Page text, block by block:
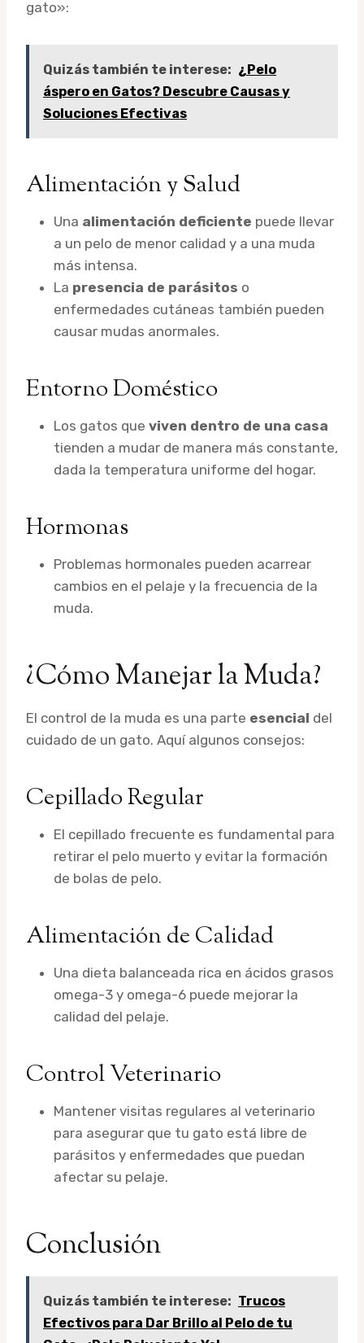
gato»:
Quizás también te interese: ¿Pelo
áspero en Gatos? Descubre Causas y
Soluciones Efectivas
Alimentación y Salud
Una alimentación deficiente puede llevar
a un pelo de menor calidad y a una muda
más intensa.
La presencia de parásitos o
enfermedades cutáneas también pueden
causar mudas anormales.
Entorno Doméstico
Los gatos que viven dentro de una casa
tienden a mudar de manera más constante,
dada la temperatura uniforme del hogar.
Hormonas
Problemas hormonales pueden acarrear
cambios en el pelaje y la frecuencia de la
muda.
¿Cómo Manejar la Muda?
El control de la muda es una parte esencial del
cuidado de un gato. Aquí algunos consejos:
Cepillado Regular
El cepillado frecuente es fundamental para
retirar el pelo muerto y evitar la formación
de bolas de pelo.
Alimentación de Calidad
Una dieta balanceada rica en ácidos grasos
omega-3 y omega-6 puede mejorar la
calidad del pelaje.
Control Veterinario
Mantener visitas regulares al veterinario
para asegurar que tu gato está libre de
parásitos y enfermedades que puedan
afectar su pelaje.
Conclusión
Quizás también te interese: Trucos
Efectivos para Dar Brillo al Pelo de tu